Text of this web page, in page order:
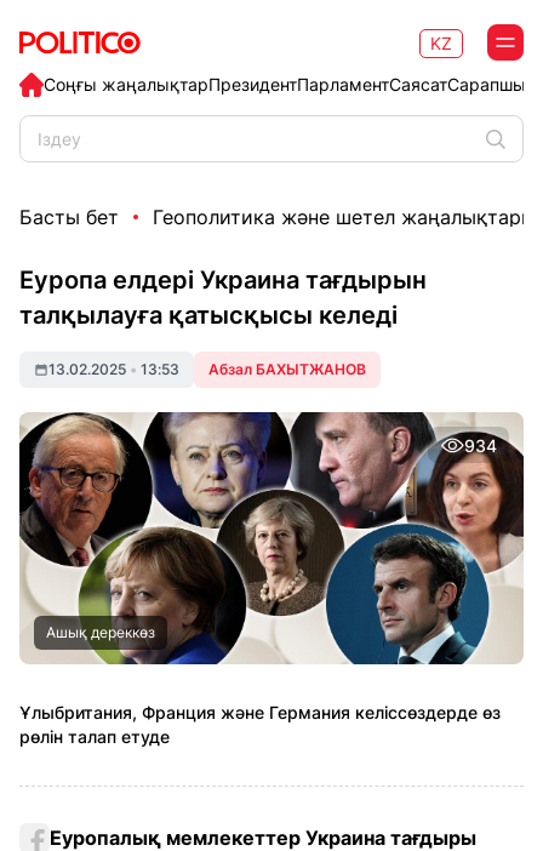
Соңғы жаңалықтарПрезидентПарламентСаясат
KZ
Басты бет Геополитика және шетел жаңалықтары
Еуропа елдері Украина тағдырын
талқылауға қатысқысы келеді
13.02.2025 • 13:53 Абзал БАХЫТЖАНОВ
934
Ашық дереккөз
Ұлыбритания, Франция және Германия келіссөздерде өз
рөлін талап етуде
Еуропалық мемлекеттер Украина тағдыры